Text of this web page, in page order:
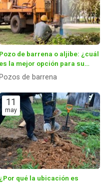
Pozo de barrena o aljibe: ¿cuál
es la mejor opción para su
Pozos de barrena
11
may
¿Por qué la ubicación es